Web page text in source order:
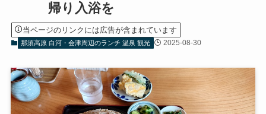
帰り入浴を
当ページのリンクには広告が含まれています
那須高原 白河・会津周辺のランチ 温泉 観光 2025-08-30